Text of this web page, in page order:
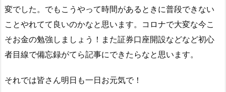
変でした。でもこうやって時間があるときに普段できない
ことやれてて良いのかなと思います。コロナで大変な今こ
そお金の勉強しましょう！また証券口座開設などなど初心
者目線で備忘録がてら記事にできたらなと思います。
それでは皆さん明日も一日お元気で！